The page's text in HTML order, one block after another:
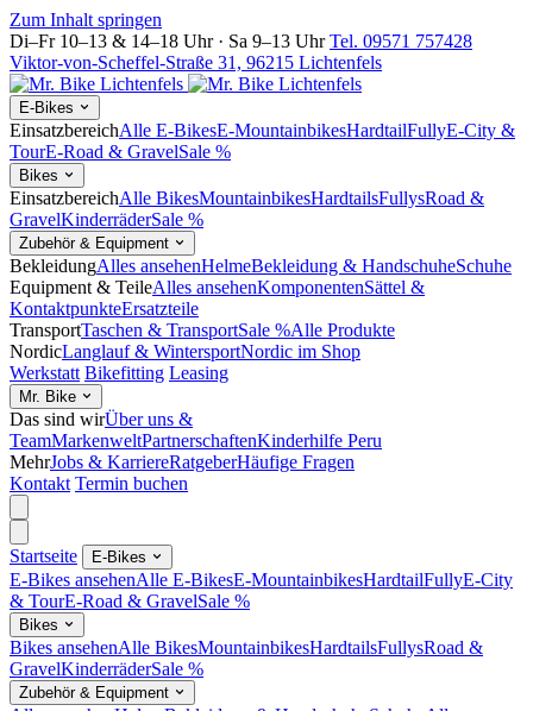
Zum Inhalt springen
Di–Fr 10–13 & 14–18 Uhr · Sa 9–13 Uhr Tel. 09571 757428
Viktor-von-Scheffel-Straße 31, 96215 Lichtenfels
E-Bikes
EinsatzbereichAlle E-BikesE-MountainbikesHardtailFullyE-City &
TourE-Road & GravelSale %
Bikes
EinsatzbereichAlle BikesMountainbikesHardtailsFullysRoad &
GravelKinderräderSale %
Zubehör & Equipment
BekleidungAlles ansehenHelmeBekleidung & HandschuheSchuhe
Equipment & TeileAlles ansehenKomponentenSättel &
KontaktpunkteErsatzteile
TransportTaschen & TransportSale %Alle Produkte
NordicLanglauf & WintersportNordic im Shop
Werkstatt Bikefitting Leasing
Mr. Bike
Das sind wirÜber uns &
TeamMarkenweltPartnerschaftenKinderhilfe Peru
MehrJobs & KarriereRatgeberHäufige Fragen
Kontakt Termin buchen
Startseite E-Bikes
E-Bikes ansehenAlle E-BikesE-MountainbikesHardtailFullyE-City
& TourE-Road & GravelSale %
Bikes
Bikes ansehenAlle BikesMountainbikesHardtailsFullysRoad &
GravelKinderräderSale %
Zubehör & Equipment